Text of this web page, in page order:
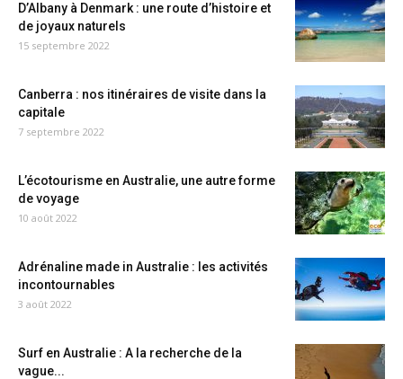
D’Albany à Denmark : une route d’histoire et
de joyaux naturels
15 septembre 2022
Canberra : nos itinéraires de visite dans la
capitale
7 septembre 2022
L’écotourisme en Australie, une autre forme
de voyage
10 août 2022
Adrénaline made in Australie : les activités
incontournables
3 août 2022
Surf en Australie : A la recherche de la
vague...